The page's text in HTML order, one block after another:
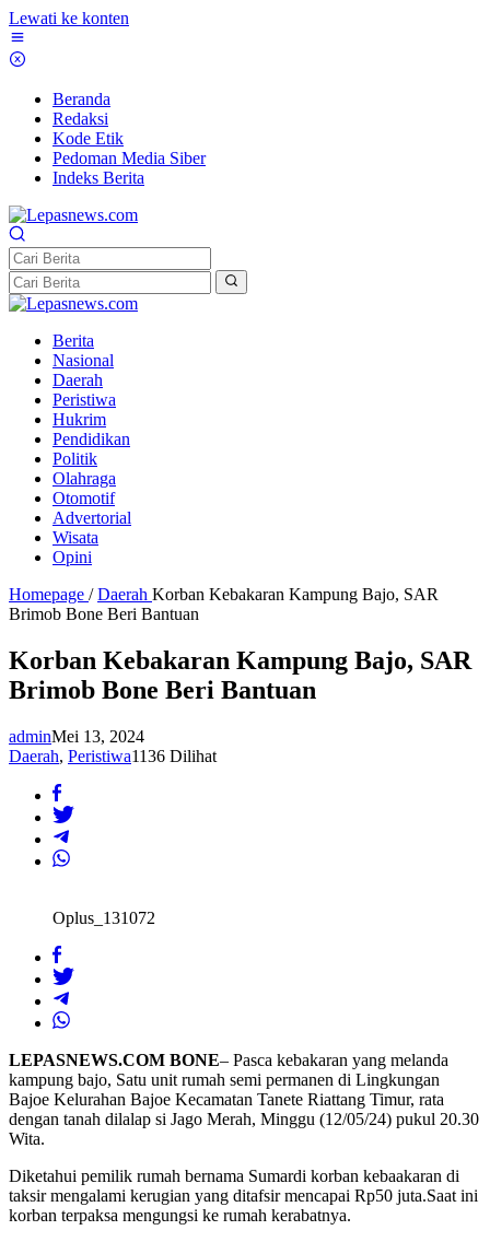
Lewati ke konten
Beranda
Redaksi
Kode Etik
Pedoman Media Siber
Indeks Berita
Berita
Nasional
Daerah
Peristiwa
Hukrim
Pendidikan
Politik
Olahraga
Otomotif
Advertorial
Wisata
Opini
Homepage / Daerah Korban Kebakaran Kampung Bajo, SAR
Brimob Bone Beri Bantuan
Korban Kebakaran Kampung Bajo, SAR
Brimob Bone Beri Bantuan
adminMei 13, 2024
Daerah, Peristiwa1136 Dilihat
Oplus_131072
LEPASNEWS.COM BONE– Pasca kebakaran yang melanda
kampung bajo, Satu unit rumah semi permanen di Lingkungan
Bajoe Kelurahan Bajoe Kecamatan Tanete Riattang Timur, rata
dengan tanah dilalap si Jago Merah, Minggu (12/05/24) pukul 20.30
Wita.
Diketahui pemilik rumah bernama Sumardi korban kebaakaran di
taksir mengalami kerugian yang ditafsir mencapai Rp50 juta.Saat ini
korban terpaksa mengungsi ke rumah kerabatnya.